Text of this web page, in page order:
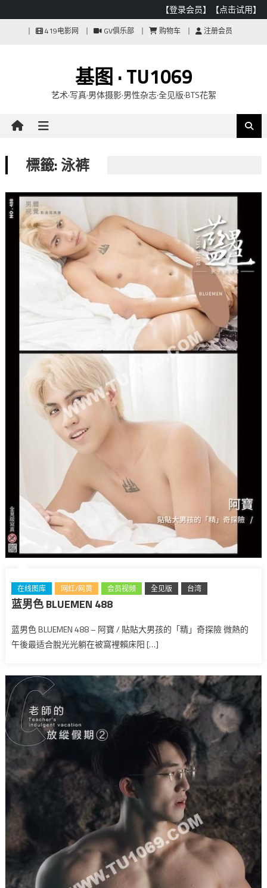
【登录会员】 【点击试用】
419电影网 GV俱乐部 购物车 注册会员
基图 · TU1069
艺术·写真·男体摄影·男性杂志·全见版·BTS花絮
標籤: 泳裤
在线图库 网红/网黄 会员视频 全见版 台湾
蓝男色 BLUEMEN 488
蓝男色 BLUEMEN 488 – 阿寶 / 貼貼大男孩的「精」奇探險 微熱的
午後最适合脫光光躺在被窩裡賴床阳 […]